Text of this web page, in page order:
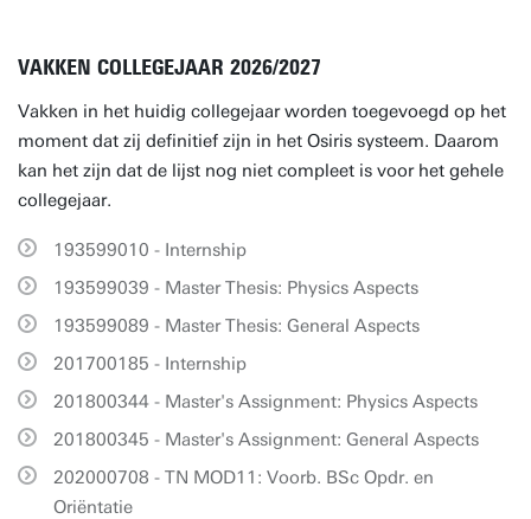
VAKKEN COLLEGEJAAR 2026/2027
Vakken in het huidig collegejaar worden toegevoegd op het
moment dat zij definitief zijn in het Osiris systeem. Daarom
kan het zijn dat de lijst nog niet compleet is voor het gehele
collegejaar.
193599010 - Internship
193599039 - Master Thesis: Physics Aspects
193599089 - Master Thesis: General Aspects
201700185 - Internship
201800344 - Master's Assignment: Physics Aspects
201800345 - Master's Assignment: General Aspects
202000708 - TN MOD11: Voorb. BSc Opdr. en
Oriëntatie